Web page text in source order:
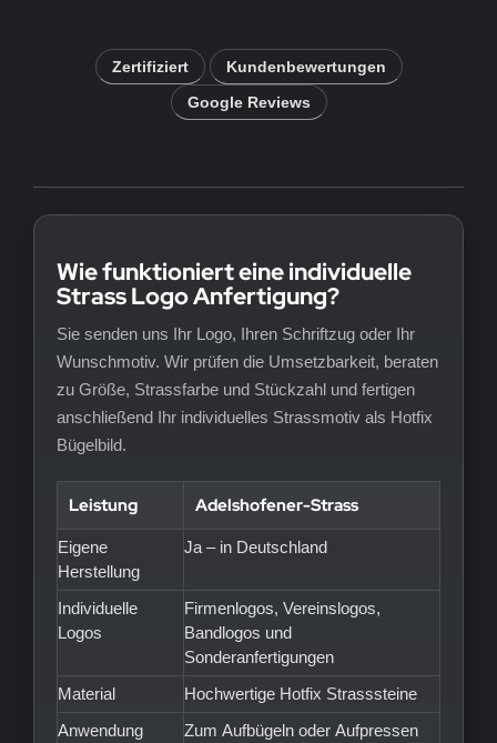
Zertifiziert
Kundenbewertungen
Google Reviews
Wie funktioniert eine individuelle
Strass Logo Anfertigung?
Sie senden uns Ihr Logo, Ihren Schriftzug oder Ihr
Wunschmotiv. Wir prüfen die Umsetzbarkeit, beraten
zu Größe, Strassfarbe und Stückzahl und fertigen
anschließend Ihr individuelles Strassmotiv als Hotfix
Bügelbild.
Leistung Adelshofener-Strass
Eigene
Herstellung
Ja – in Deutschland
Individuelle
Logos
Firmenlogos, Vereinslogos,
Bandlogos und
Sonderanfertigungen
Material
Hochwertige Hotfix Strasssteine
Anwendung
Zum Aufbügeln oder Aufpressen